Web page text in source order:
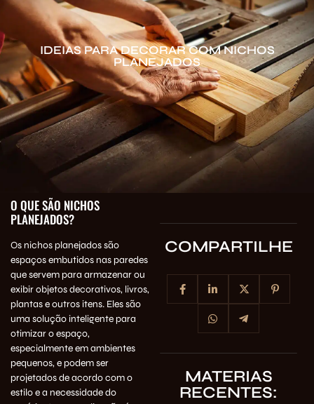
IDEIAS PARA DECORAR COM NICHOS
PLANEJADOS
O QUE SÃO NICHOS
PLANEJADOS?
Os nichos planejados são
espaços embutidos nas paredes
que servem para armazenar ou
exibir objetos decorativos, livros,
plantas e outros itens. Eles são
uma solução inteligente para
otimizar o espaço,
especialmente em ambientes
pequenos, e podem ser
projetados de acordo com o
estilo e a necessidade do
COMPARTILHE
MATERIAS
RECENTES: